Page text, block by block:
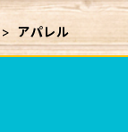
アパレル